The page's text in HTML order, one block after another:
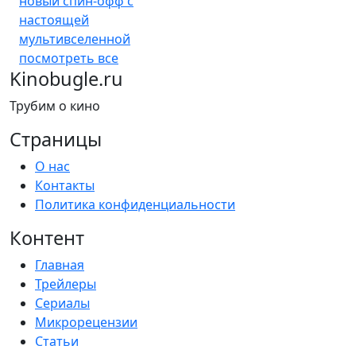
мультивселенной
посмотреть все
Kinobugle.ru
Трубим о кино
Страницы
О нас
Контакты
Политика конфиденциальности
Контент
Главная
Сериалы
Микрорецензии
Статьи